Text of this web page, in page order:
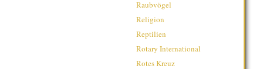
Raubvögel
Religion
Reptilien
Rotary International
Rotes Kreuz